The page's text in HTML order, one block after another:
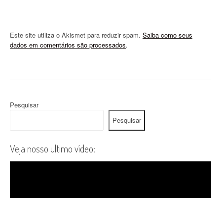
Este site utiliza o Akismet para reduzir spam. Saiba como seus
dados em comentários são processados.
Pesquisar
Pesquisar
Veja nosso ultimo vídeo: